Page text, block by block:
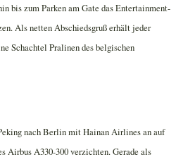
bis zum Parken am Gate das Entertainment-
Als netten Abschiedsgruß erhält jeder
Schachtel Pralinen des belgischen
nach Berlin mit Hainan Airlines an auf
Airbus A330-300 verzichten. Gerade als